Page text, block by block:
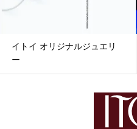
イトイ オリジナルジュエリ
ー